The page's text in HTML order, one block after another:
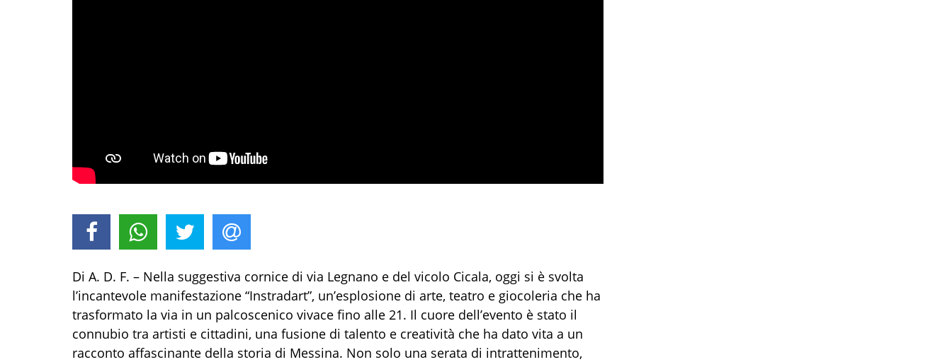
Di A. D. F. – Nella suggestiva cornice di via Legnano e del vicolo Cicala, oggi si è svolta
l’incantevole manifestazione “Instradart”, un’esplosione di arte, teatro e giocoleria che ha
trasformato la via in un palcoscenico vivace fino alle 21. Il cuore dell’evento è stato il
connubio tra artisti e cittadini, una fusione di talento e creatività che ha dato vita a un
racconto affascinante della storia di Messina. Non solo una serata di intrattenimento,